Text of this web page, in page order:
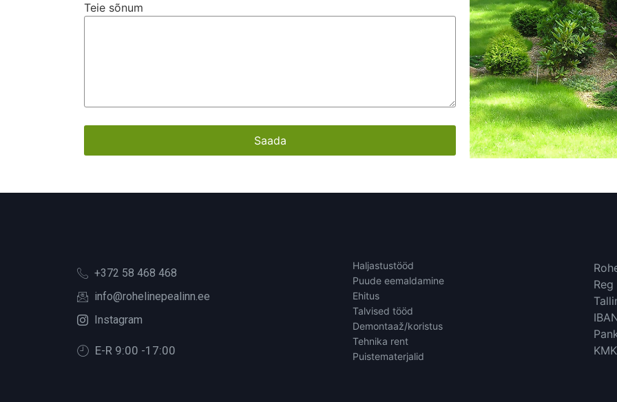
Teie sõnum
+372 58 468 468
info@rohelinepealinn.ee
Instagram
E-R 9:00 -17:00
Haljastustööd
Puude eemaldamine
Ehitus
Talvised tööd
Demontaaž/koristus
Tehnika rent
Puistematerjalid